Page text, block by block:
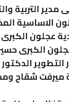
مدير التربية
الاساسية
عجلون
الكبرى
ميرفت شقاح